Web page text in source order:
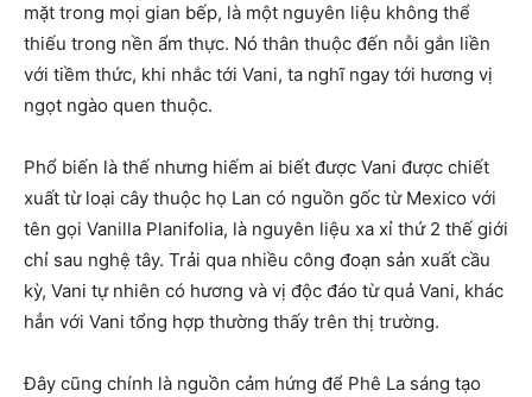
mặt trong mọi gian bếp, là một nguyên liệu không thể
thiếu trong nền ẩm thực. Nó thân thuộc đến nỗi gắn liền
với tiềm thức, khi nhắc tới Vani, ta nghĩ ngay tới hương vị
ngọt ngào quen thuộc.
Phổ biến là thế nhưng hiếm ai biết được Vani được chiết
xuất từ loại cây thuộc họ Lan có nguồn gốc từ Mexico với
tên gọi Vanilla Planifolia, là nguyên liệu xa xỉ thứ 2 thế giới
chỉ sau nghệ tây. Trải qua nhiều công đoạn sản xuất cầu
kỳ, Vani tự nhiên có hương và vị độc đáo từ quả Vani, khác
hẳn với Vani tổng hợp thường thấy trên thị trường.
Đây cũng chính là nguồn cảm hứng để Phê La sáng tạo